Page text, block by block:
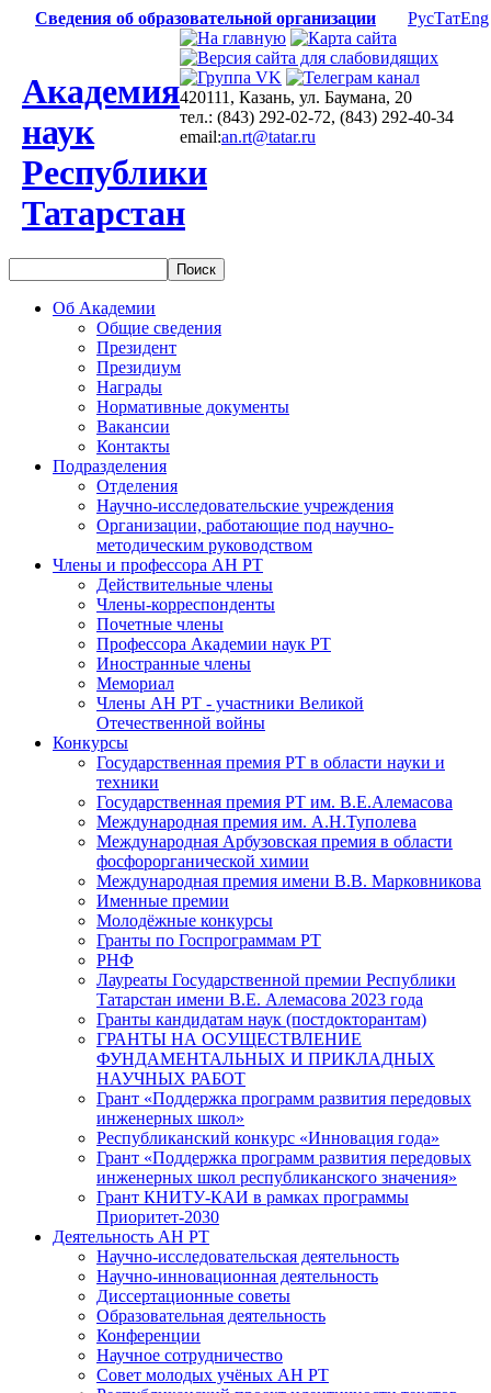
Сведения об образовательной организации РусТатEng
Академия
наук
Республики
Татарстан
420111, Казань, ул. Баумана, 20
тел.: (843) 292-02-72, (843) 292-40-34
email:an.rt@tatar.ru
Об Академии
Общие сведения
Президент
Президиум
Награды
Нормативные документы
Вакансии
Контакты
Подразделения
Отделения
Научно-исследовательские учреждения
Организации, работающие под научно-
методическим руководством
Члены и профессора АН РТ
Действительные члены
Члены-корреспонденты
Почетные члены
Профессора Академии наук РТ
Иностранные члены
Мемориал
Члены АН РТ - участники Великой
Отечественной войны
Конкурсы
Государственная премия РТ в области науки и
техники
Государственная премия РТ им. В.Е.Алемасова
Международная премия им. А.Н.Туполева
Международная Арбузовская премия в области
фосфорорганической химии
Международная премия имени В.В. Марковникова
Именные премии
Молодёжные конкурсы
Гранты по Госпрограммам РТ
РНФ
Лауреаты Государственной премии Республики
Татарстан имени В.Е. Алемасова 2023 года
Гранты кандидатам наук (постдокторантам)
ГРАНТЫ НА ОСУЩЕСТВЛЕНИЕ
ФУНДАМЕНТАЛЬНЫХ И ПРИКЛАДНЫХ
НАУЧНЫХ РАБОТ
Грант «Поддержка программ развития передовых
инженерных школ»
Республиканский конкурс «Инновация года»
Грант «Поддержка программ развития передовых
инженерных школ республиканского значения»
Грант КНИТУ-КАИ в рамках программы
Приоритет-2030
Деятельность АН РТ
Научно-исследовательская деятельность
Научно-инновационная деятельность
Диссертационные советы
Образовательная деятельность
Конференции
Научное сотрудничество
Совет молодых учёных АН РТ